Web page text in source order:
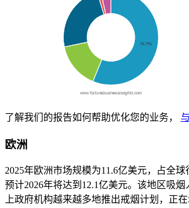
了解我们的报告如何帮助优化您的业务，
欧洲
2025年欧洲市场规模为11.6亿美元，占全球
预计2026年将达到12.1亿美元。该地区吸烟
上政府机构越来越多地推出戒烟计划，正